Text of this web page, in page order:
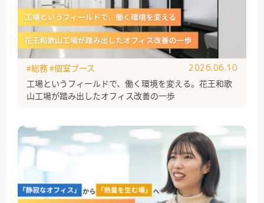
工場というフィールドで、働く環境を変える。花王和歌
山工場が踏み出したオフィス改善の一歩
#総務#個室ブース 2026.06.10